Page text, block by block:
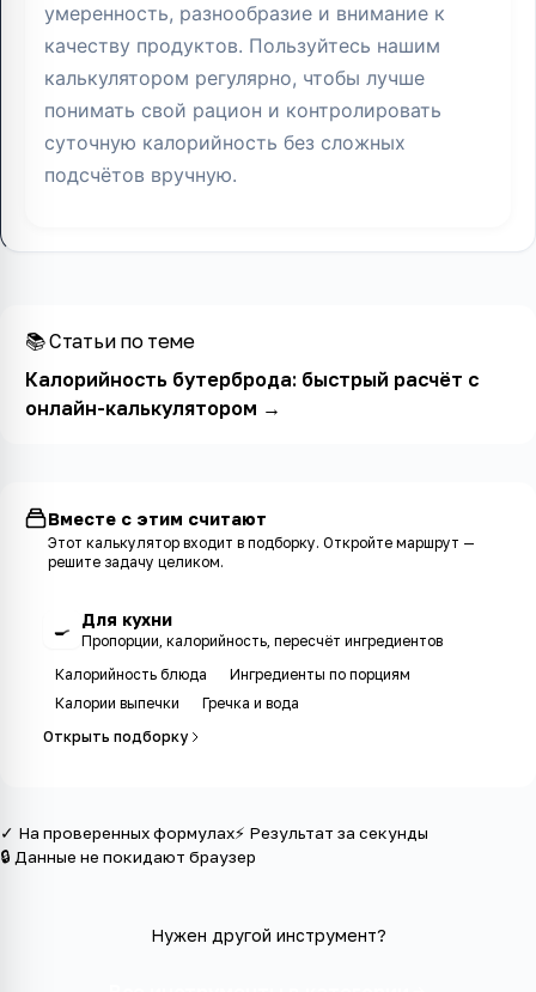
умеренность, разнообразие и внимание к
качеству продуктов. Пользуйтесь нашим
калькулятором регулярно, чтобы лучше
понимать свой рацион и контролировать
суточную калорийность без сложных
подсчётов вручную.
📚 Статьи по теме
Калорийность бутерброда: быстрый расчёт с
онлайн-калькулятором →
Вместе с этим считают
Этот калькулятор входит в подборку. Откройте маршрут —
решите задачу целиком.
🍳 Для кухни
Пропорции, калорийность, пересчёт ингредиентов
Калорийность блюда
Ингредиенты по порциям
Калории выпечки
Гречка и вода
Открыть подборку
✓ На проверенных формулах⚡ Результат за секунды
🔒 Данные не покидают браузер
Нужен другой инструмент?